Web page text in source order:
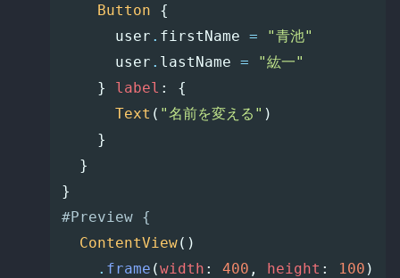
Button
{
user . firstName =
"青池"
user . lastName =
"紘一"
}
label :
{
Text ( "名前を変える" )
}
}
}
#Preview {
ContentView()
. frame (width : 400 , height : 100 )